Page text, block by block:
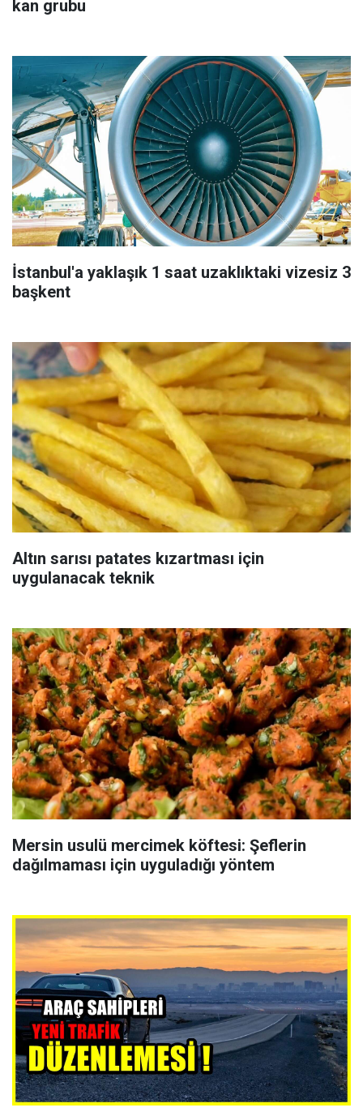
kan grubu
İstanbul'a yaklaşık 1 saat uzaklıktaki vizesiz 3
başkent
Altın sarısı patates kızartması için
uygulanacak teknik
Mersin usulü mercimek köftesi: Şeflerin
dağılmaması için uyguladığı yöntem